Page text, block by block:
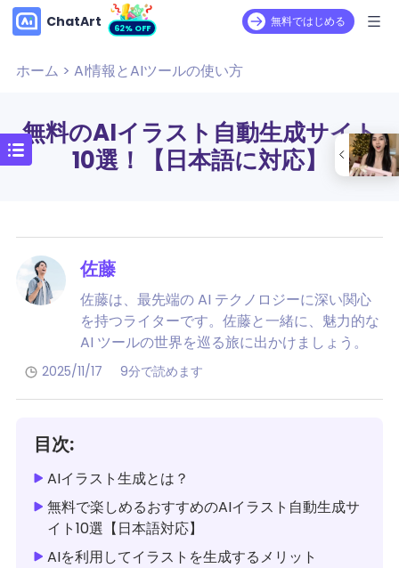
ChatArt 62% OFF 無料ではじめる
ホーム > AI情報とAIツールの使い方
無料のAIイラスト自動生成サイト
10選！【日本語に対応】
佐藤
佐藤は、最先端の AI テクノロジーに深い関心
を持つライターです。佐藤と一緒に、魅力的な
AI ツールの世界を巡る旅に出かけましょう。
2025/11/17 9分で読めます
目次:
AIイラスト生成とは？
無料で楽しめるおすすめのAIイラスト自動生成サ
イト10選【日本語対応】
AIを利用してイラストを生成するメリット